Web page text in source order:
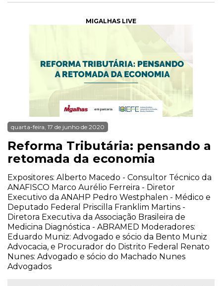
MIGALHAS LIVE
quarta-feira, 17 de junho de 2020
Reforma Tributária: pensando a
retomada da economia
Expositores: Alberto Macedo - Consultor Técnico da
ANAFISCO Marco Aurélio Ferreira - Diretor
Executivo da ANAHP Pedro Westphalen - Médico e
Deputado Federal Priscilla Franklim Martins -
Diretora Executiva da Associação Brasileira de
Medicina Diagnóstica - ABRAMED Moderadores:
Eduardo Muniz: Advogado e sócio da Bento Muniz
Advocacia, e Procurador do Distrito Federal Renato
Nunes: Advogado e sócio do Machado Nunes
Advogados